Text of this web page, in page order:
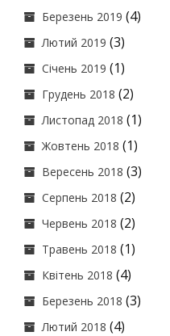
Березень 2019 (4)
Лютий 2019 (3)
Січень 2019 (1)
Грудень 2018 (2)
Листопад 2018 (1)
Жовтень 2018 (1)
Вересень 2018 (3)
Серпень 2018 (2)
Червень 2018 (2)
Травень 2018 (1)
Квітень 2018 (4)
Березень 2018 (3)
Лютий 2018 (4)